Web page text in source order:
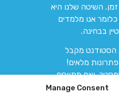
Manage Consent
זמן. השיטה שלנו היא
אנו מלמדים
בבחינה.
הסטודנט מקבל
מלאים!
ואם מתווסף
יחד איתו.